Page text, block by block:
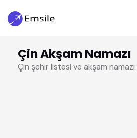
Çin Akşam Namazı
Çin şehir listesi ve akşam